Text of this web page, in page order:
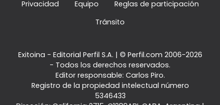
Privacidad
Equipo
Reglas de participación
Tránsito
Exitoina - Editorial Perfil S.A. | © Perfil.com 2006-2026
- Todos los derechos reservados.
Editor responsable: Carlos Piro.
Registro de la propiedad intelectual número
5346433